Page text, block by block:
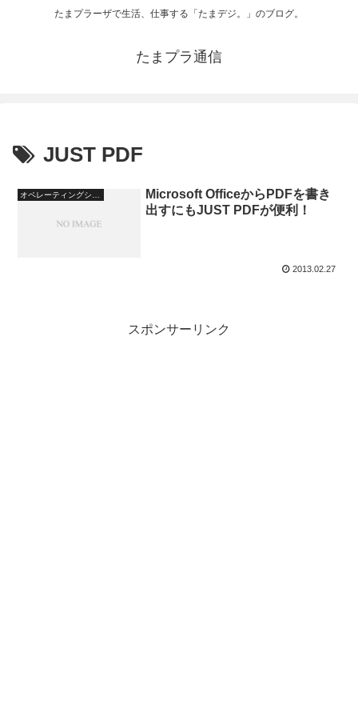
たまプラーザで生活、仕事する「たまデジ。」のブログ。
たまプラ通信
JUST PDF
Microsoft OfficeからPDFを書き
出すにもJUST PDFが便利！
2013.02.27
スポンサーリンク